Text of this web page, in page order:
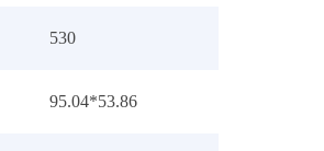
530
95.04*53.86